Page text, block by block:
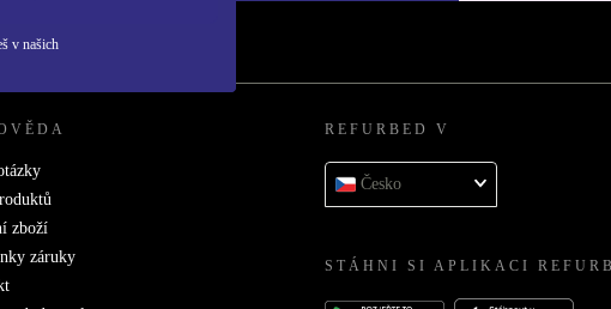
v našich
zboží
záruky
REFURBED V
Česko
STÁHNI SI APLIKACI